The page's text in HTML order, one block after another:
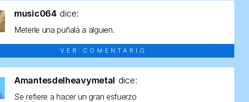
music064 dice:
Meterle una puñalá a alguien.
VER COMENTARIO
Amantesdelheavymetal dice:
Se refiere a hacer un gran esfuerzo